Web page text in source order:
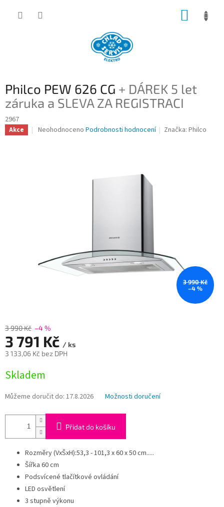
Philco PEW 626 CG + DÁREK 5 let
záruka a SLEVA ZA REGISTRACI
2967
Akce
Průměrné
Neohodnoceno Podrobnosti hodnocení Značka:Philco
3 990 Kč
–4 %
3 990 Kč –4 %
3 791 Kč / ks
3 133,06 Kč bez DPH
cena:
Skladem
Můžeme doručit do: 17.8.2026 Možnosti doručení
Přidat do košíku
Rozměry (VxŠxH):53,3 - 101,3 x 60 x 50cm.....
Šířka 60 cm
Podsvícené tlačítkové ovládání
LED osvětlení
3 stupně výkonu